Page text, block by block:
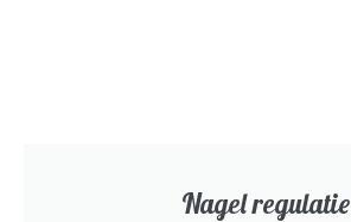
Nagel regulatie